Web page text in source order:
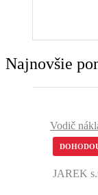
Najnovšie
Vodič
JAREK